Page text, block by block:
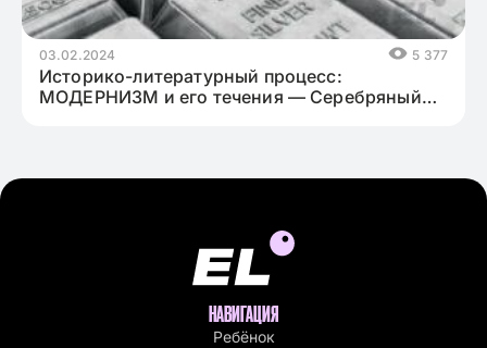
03.02.2024 5 377
Историко-литературный процесс:
МОДЕРНИЗМ и его течения — Серебряный
НАВИГАЦИЯ
Ребёнок